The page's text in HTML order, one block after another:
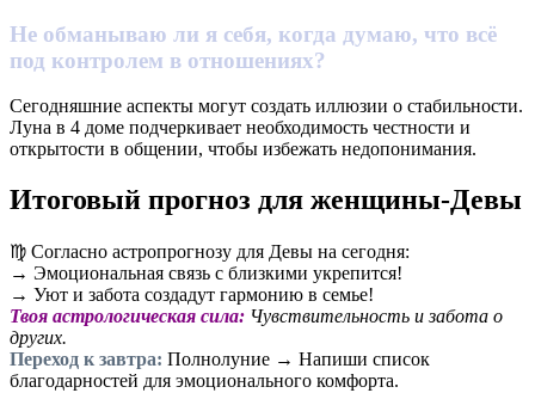
Не обманываю ли я себя, когда думаю, что всё
под контролем в отношениях?
Сегодняшние аспекты могут создать иллюзии о стабильности.
Луна в 4 доме подчеркивает необходимость честности и
открытости в общении, чтобы избежать недопонимания.
Итоговый прогноз для женщины-Девы
♍️ Согласно астропрогнозу для Девы на сегодня:
→ Эмоциональная связь с близкими укрепится!
→ Уют и забота создадут гармонию в семье!
Твоя астрологическая сила: Чувствительность и забота о
других.
Переход к завтра: Полнолуние → Напиши список
благодарностей для эмоционального комфорта.